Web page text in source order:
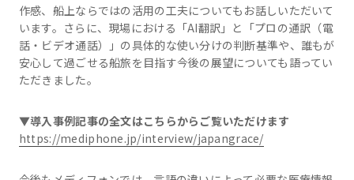
作感、船上ならではの活用の工夫についてもお話しいただいて
います。さらに、現場における「AI翻訳」と「プロの通訳（電
話・ビデオ通話）」の具体的な使い分けの判断基準や、誰もが
安心して過ごせる船旅を目指す今後の展望についても語ってい
ただきました。
▼導入事例記事の全文はこちらからご覧いただけます
https://mediphone.jp/interview/japangrace/